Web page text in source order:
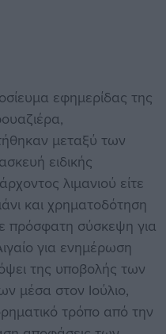
εφημερίδας της
μεταξύ των
ειδικής
λιμανιού είτε
και χρηματοδότηση
πρόσφατη σύσκεψη για
για ενημέρωση
της υποβολής των
μέσα στον Ιούλιο,
τρόπο από την